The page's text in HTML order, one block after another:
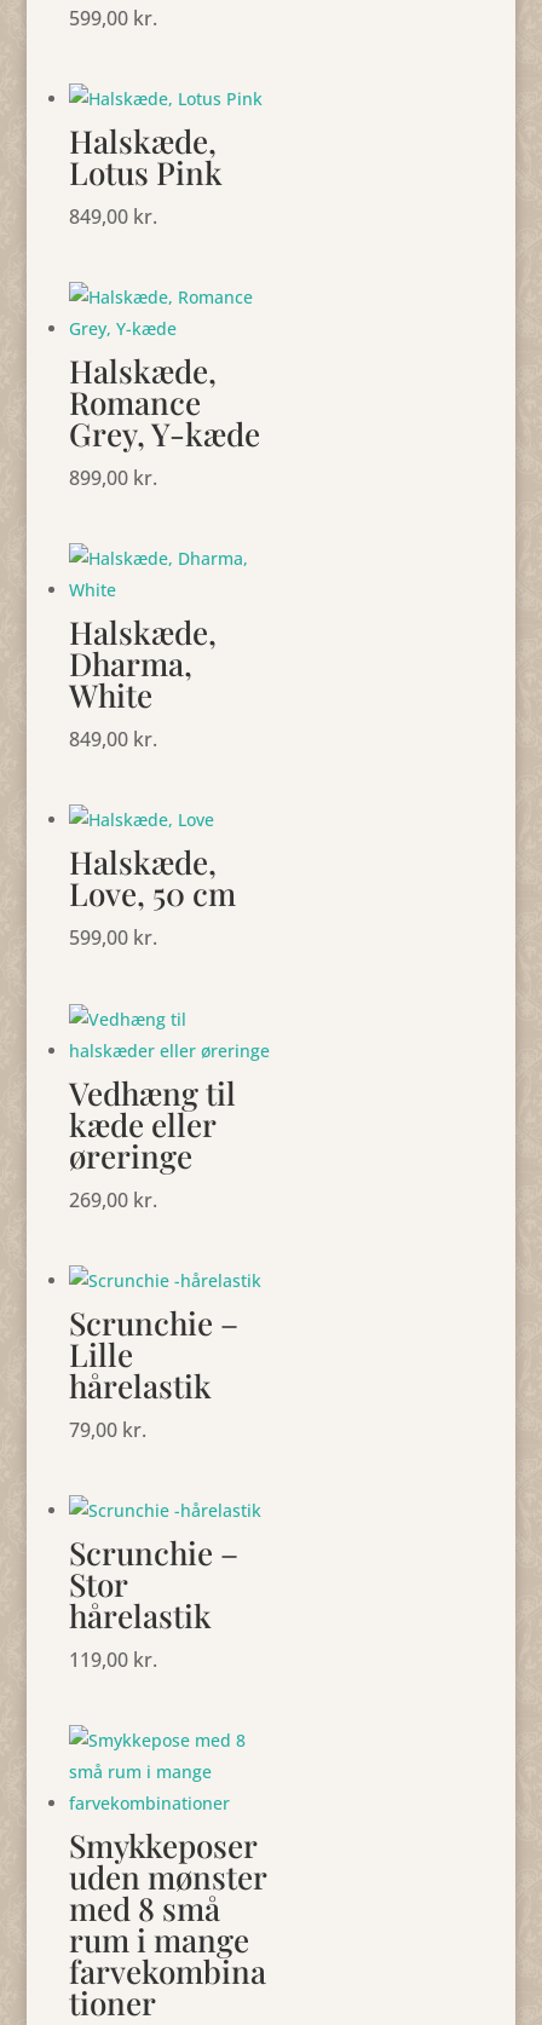
599,00 kr.
Halskæde,
Lotus Pink
849,00 kr.
Halskæde,
Romance
Grey, Y-kæde
899,00 kr.
Halskæde,
Dharma,
White
849,00 kr.
Halskæde,
Love, 50 cm
599,00 kr.
Vedhæng til
kæde eller
øreringe
269,00 kr.
Scrunchie –
Lille
hårelastik
79,00 kr.
Scrunchie –
Stor
hårelastik
119,00 kr.
Smykkeposer
uden mønster
med 8 små
rum i mange
farvekombina
tioner